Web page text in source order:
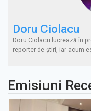
Doru Ciolacu
Doru Ciolacu lucrează în
reporter de ştiri, iar acum
Emisiuni